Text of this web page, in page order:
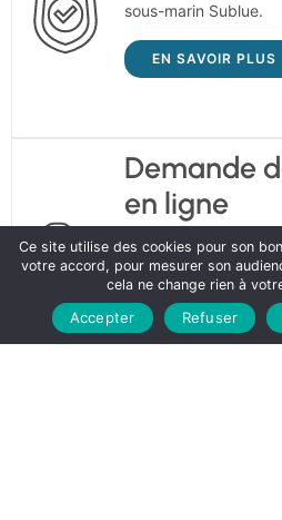
sous-marin Sublue.
EN SAVOIR PLUS
Demande
en ligne
Faites une demande
de notreService
ligne
DEMANDE DE
Ce site utilise des cookies pour son
votre accord, pour mesurer son
cela ne change rien à
Accepter Refuser